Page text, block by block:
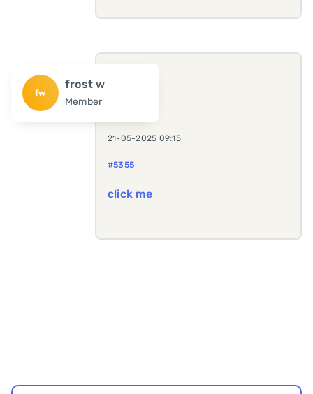
fw
frost w
Member
21-05-2025 09:15
#5355
click me